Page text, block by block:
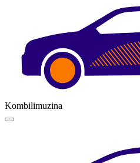
Kombilimuzina